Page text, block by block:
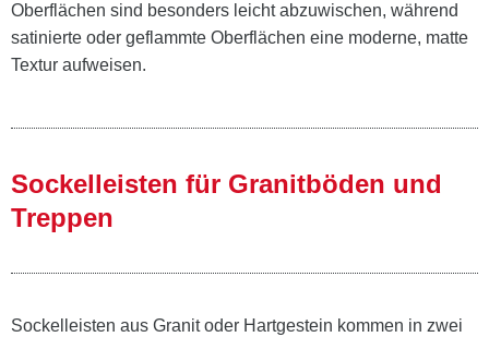
Oberflächen sind besonders leicht abzuwischen, während
satinierte oder geflammte Oberflächen eine moderne, matte
Textur aufweisen.
Sockelleisten für Granitböden und
Treppen
Sockelleisten aus Granit oder Hartgestein kommen in zwei